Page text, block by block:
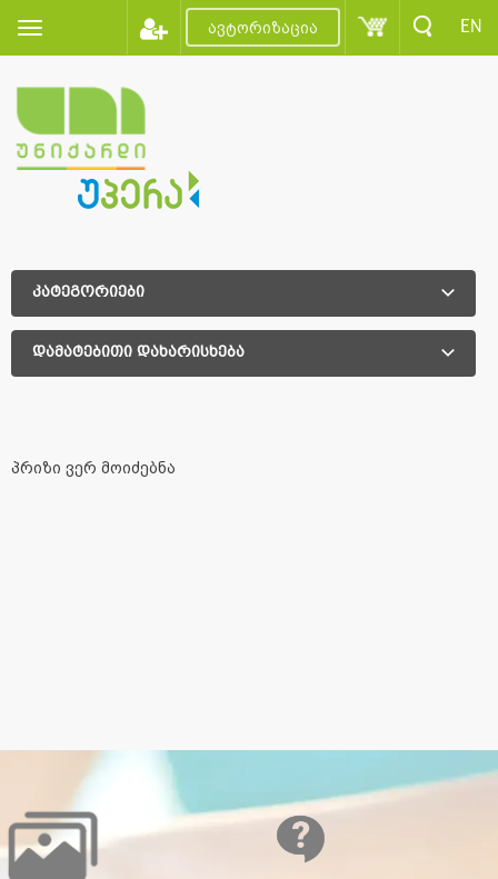
ავტორიზაცია EN
კატეგორიები
დამატებითი დახარისხება
პრიზი ვერ მოიძებნა